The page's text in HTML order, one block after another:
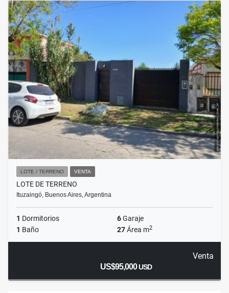
LOTE / TERRENO VENTA
LOTE DE TERRENO
Ituzaingó, Buenos Aires, Argentina
1 Dormitorios 6Garaje
1 Baño 27Área m2
Venta
US$95,000USD